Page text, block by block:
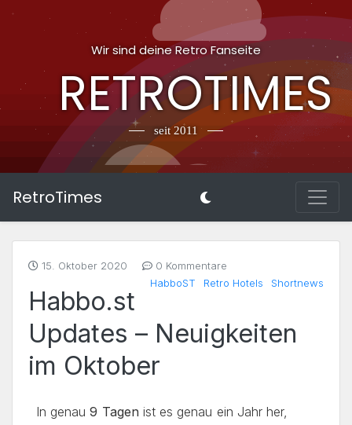
Wir sind deine Retro Fanseite
RETROTIMES
seit 2011
RetroTimes
15. Oktober 2020
0 Kommentare
HabboST
Retro Hotels Shortnews
Habbo.st
Updates – Neuigkeiten
im Oktober
In genau9 Tagen ist es genau ein Jahr her,